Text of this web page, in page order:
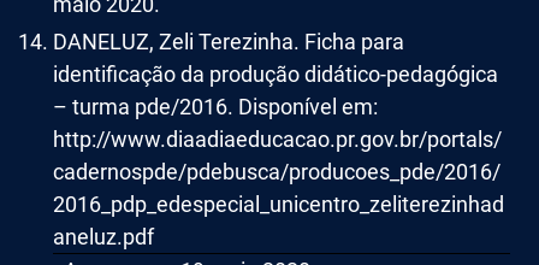
DANELUZ, Zeli Terezinha. Ficha para
identificação da produção didático-pedagógica
– turma pde/2016. Disponível em:
http://www.diaadiaeducacao.pr.gov.br/portals/
cadernospde/pdebusca/producoes_pde/2016/
2016_pdp_edespecial_unicentro_zeliterezinhad
aneluz.pdf